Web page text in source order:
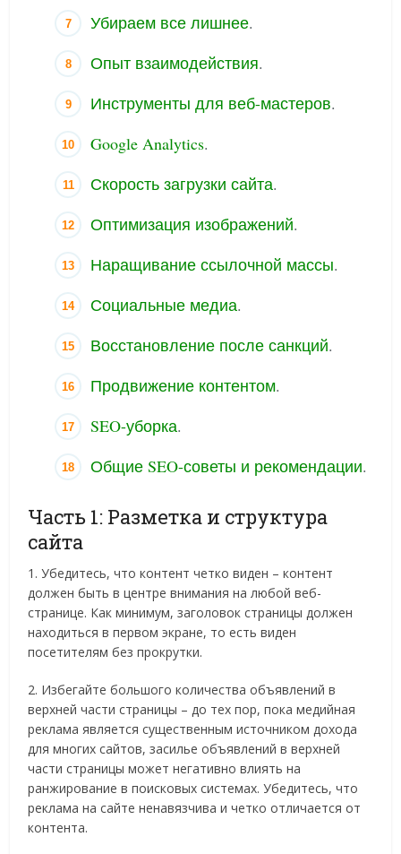
Убираем все лишнее.
Опыт взаимодействия.
Инструменты для веб-мастеров.
Google Analytics.
Скорость загрузки сайта.
Оптимизация изображений.
Наращивание ссылочной массы.
Социальные медиа.
Восстановление после санкций.
Продвижение контентом.
SEO-уборка.
Общие SEO-советы и рекомендации.
Часть 1: Разметка и структура
сайта
1. Убедитесь, что контент четко виден – контент
должен быть в центре внимания на любой веб-
странице. Как минимум, заголовок страницы должен
находиться в первом экране, то есть виден
посетителям без прокрутки.
2. Избегайте большого количества объявлений в
верхней части страницы – до тех пор, пока медийная
реклама является существенным источником дохода
для многих сайтов, засилье объявлений в верхней
части страницы может негативно влиять на
ранжирование в поисковых системах. Убедитесь, что
реклама на сайте ненавязчива и четко отличается от
контента.